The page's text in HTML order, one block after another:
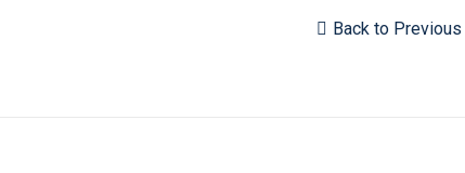
Back to